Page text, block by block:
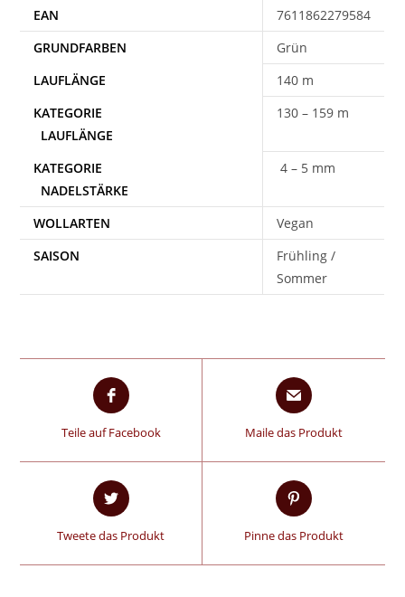
EAN
7611862279584
Grün
140 m
130 – 159 m
4 – 5 mm
WOLLARTEN
Vegan
SAISON
Frühling /
Sommer
Teile auf Facebook Maile das Produkt
Tweete das Produkt Pinne das Produkt